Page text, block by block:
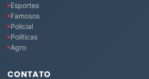
Esportes
Famosos
Policial
Políticas
Agro
CONTATO